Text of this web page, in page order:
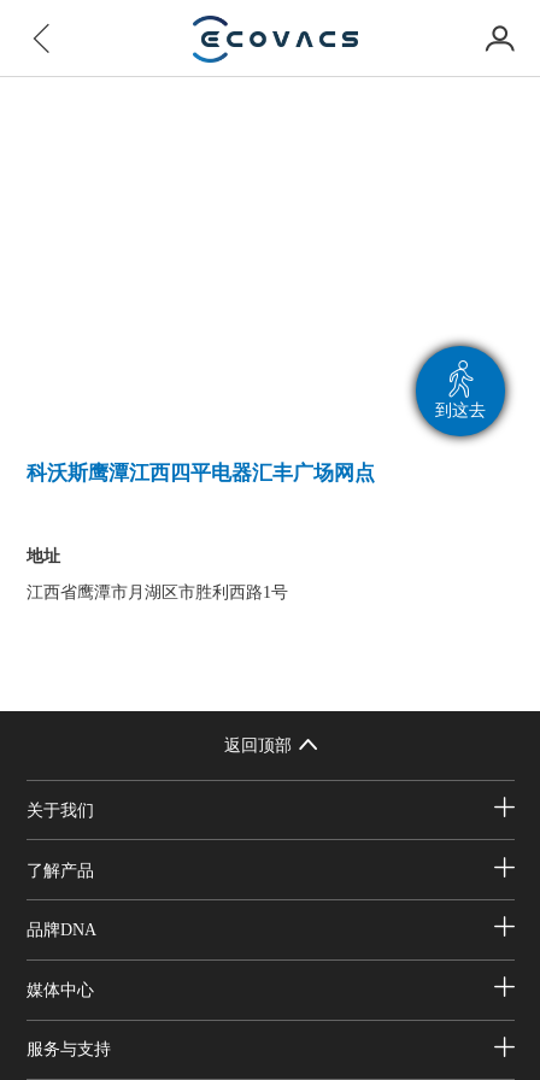
到这去
科沃斯鹰潭江西四平电器汇丰广场网点
地址
江西省鹰潭市月湖区市胜利西路1号
返回顶部
关于我们
了解产品
品牌DNA
媒体中心
服务与支持